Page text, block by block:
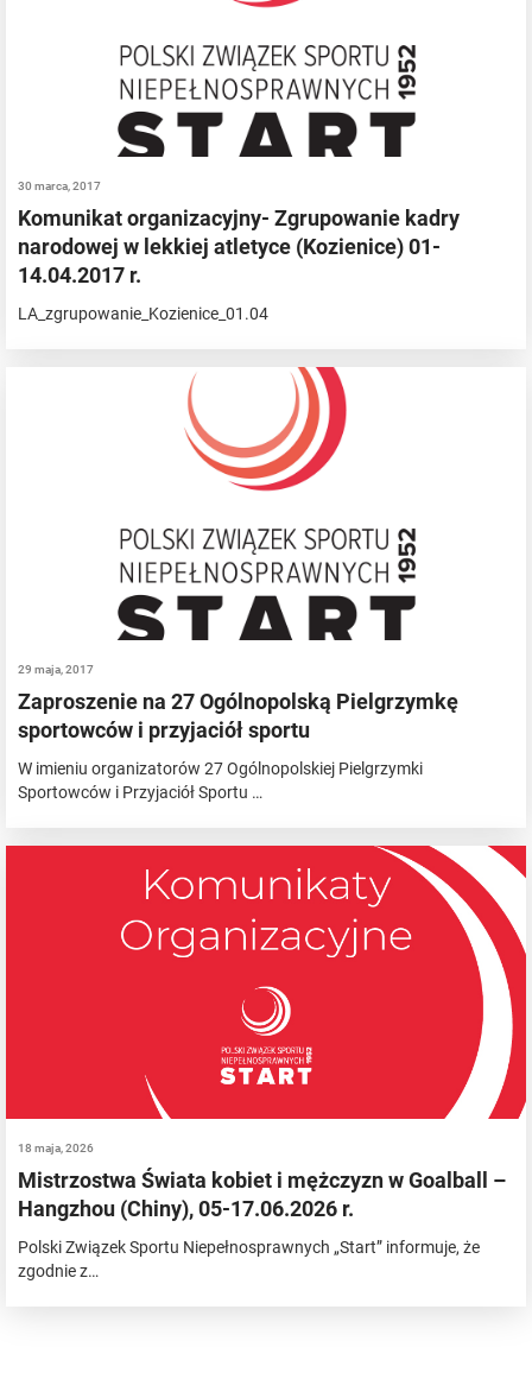
30 marca, 2017
Komunikat organizacyjny- Zgrupowanie kadry
narodowej w lekkiej atletyce (Kozienice) 01-
14.04.2017 r.
LA_zgrupowanie_Kozienice_01.04
29 maja, 2017
Zaproszenie na 27 Ogólnopolską Pielgrzymkę
sportowców i przyjaciół sportu
W imieniu organizatorów 27 Ogólnopolskiej Pielgrzymki
Sportowców i Przyjaciół Sportu …
18 maja, 2026
Mistrzostwa Świata kobiet i mężczyzn w Goalball –
Hangzhou (Chiny), 05-17.06.2026 r.
Polski Związek Sportu Niepełnosprawnych „Start” informuje, że
zgodnie z…